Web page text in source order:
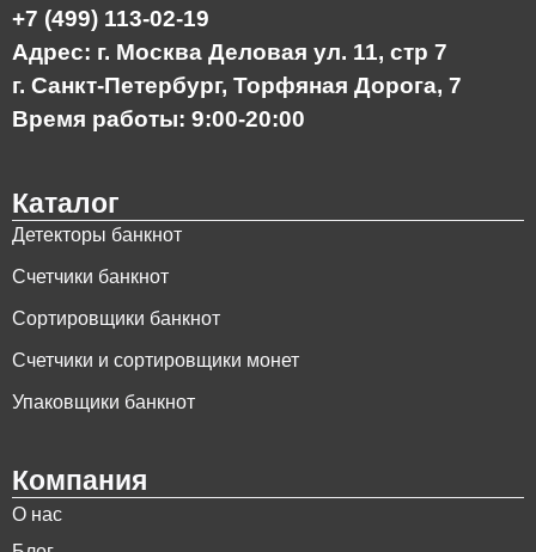
+7 (499) 113-02-19
Адрес: г. Москва Деловая ул. 11, стр 7
г. Санкт-Петербург, Торфяная Дорога, 7
Время работы: 9:00-20:00
Каталог
Детекторы банкнот
Счетчики банкнот
Сортировщики банкнот
Счетчики и сортировщики монет
Упаковщики банкнот
Компания
О нас